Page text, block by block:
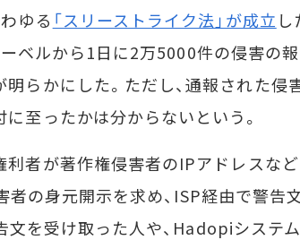
ゆる 「スリーストライク法」が成立
ベルから1日に2万5000件の侵害の
明らかにした。ただし、通報された侵
至ったかは分からないという。
利者が著作権侵害者のIPアドレスな
者の身元開示を求め、ISP経由で警告
文を受け取った人や、Hadopiシステ